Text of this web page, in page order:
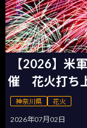
【2026】米
催 花火打ち
神奈川県 花火
2026年07月02日